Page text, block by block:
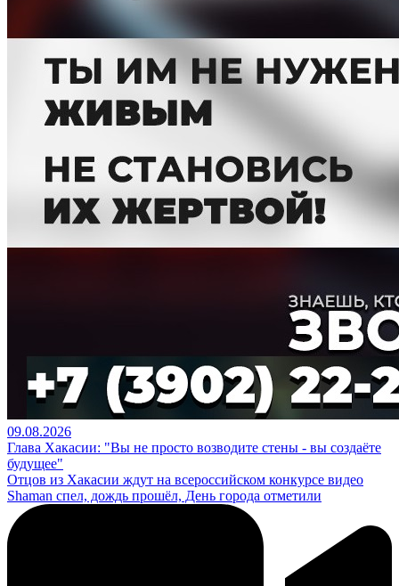
09.08.2026
Глава Хакасии: "Вы не просто возводите стены - вы создаёте
будущее"
Отцов из Хакасии ждут на всероссийском конкурсе видео
Shaman спел, дождь прошёл, День города отметили